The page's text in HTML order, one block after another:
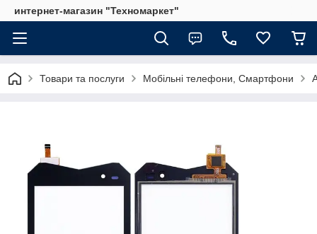
интернет-магазин "Техномаркет"
Товари та послуги Мобільні телефони, Смартфони